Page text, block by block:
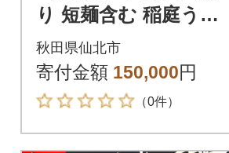
り 短麺含む 稲庭うど
ん 800g×12を6回|02_i
kd-111206
秋田県仙北市
寄付金額 150,000円
（0件）